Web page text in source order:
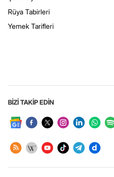
Rüya Tabirleri
Yemek Tarifleri
BİZİ TAKİP EDİN